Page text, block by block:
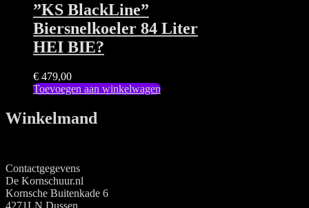
”KS BlackLine”
Biersnelkoeler 84 Liter
HEI BIE?
€ 479,00
Toevoegen aan winkelwagen
Winkelmand
Contactgegevens
De Kornschuur.nl
Kornsche Buitenkade 6
4271LN Dussen